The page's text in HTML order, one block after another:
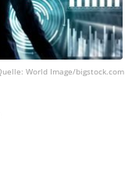
World Image/bigstock.com